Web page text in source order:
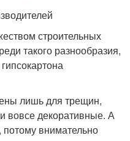
строительных
такого разнообразия,
лишь для трещин,
вовсе декоративные. А
внимательно